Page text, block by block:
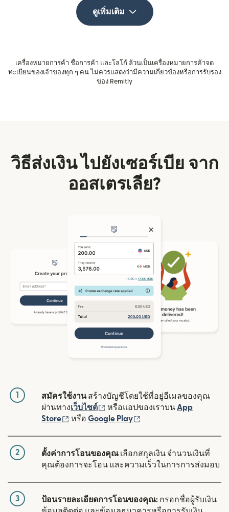
ดูเพิ่มเติม
เครื่องหมายการค้า ชื่อการค้า และโลโก้ ล้วนเป็นเครื่องหมายการค้าจด
ทะเบียนของเจ้าของทุก ๆ คน ไม่ควรแสดงว่ามีความเกี่ยวข้องหรือการรับรอง
ของ Remitly
วิธีส่งเงิน ไปยังเซอร์เบีย จาก
ออสเตรเลีย?
1 สมัครใช้งานสร้างบัญชีโดยใช้ที่อยู่อีเมลของคุณ
ผ่านทางเว็บไซต์ (เปิดในหน้าต่างใหม่)
หรือแอปของเราบน App
Store
(เปิดในหน้าต่างใหม่)
หรือ Google Play
2 ตั้งค่าการโอนของคุณ เลือกสกุลเงิน จำนวนเงินที่
คุณต้องการจะโอน และความเร็วในการการส่งมอบ
3 ป้อนรายละเอียดการโอนของคุณ: กรอกชื่อผู้รับเงิน